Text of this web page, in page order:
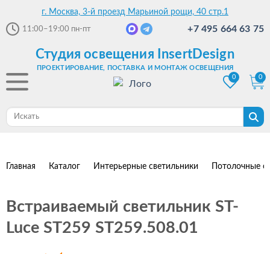
г. Москва, 3-й проезд Марьиной рощи, 40 стр.1
11:00–19:00 пн-пт +7 495 664 63 75
Студия освещения InsertDesign
ПРОЕКТИРОВАНИЕ, ПОСТАВКА И МОНТАЖ ОСВЕЩЕНИЯ
0
0
Главная Каталог Интерьерные светильники Потолочные
Встраиваемый светильник ST-
Luce ST259 ST259.508.01